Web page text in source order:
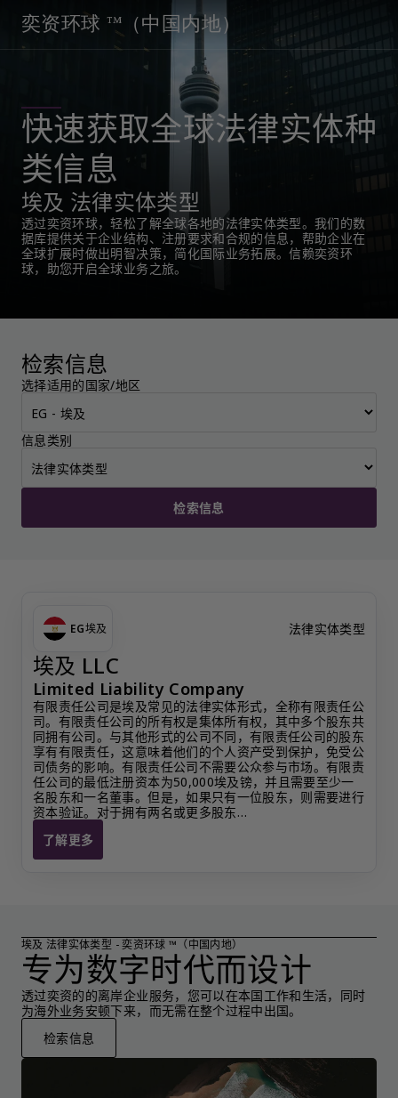
奕资环球 ™（中国内地）
快速获取全球法律实体种
类信息
埃及 法律实体类型
透过奕资环球，轻松了解全球各地的法律实体类型。我们的数
据库提供关于企业结构、注册要求和合规的信息，帮助企业在
全球扩展时做出明智决策，简化国际业务拓展。信赖奕资环
球，助您开启全球业务之旅。
检索信息
选择适用的国家/地区
信息类别
检索信息
EG埃及 法律实体类型
埃及 LLC
Limited Liability Company
有限责任公司是埃及常见的法律实体形式，全称有限责任公
司。有限责任公司的所有权是集体所有权，其中多个股东共
同拥有公司。与其他形式的公司不同，有限责任公司的股东
享有有限责任，这意味着他们的个人资产受到保护，免受公
司债务的影响。有限责任公司不需要公众参与市场。有限责
任公司的最低注册资本为50,000埃及镑，并且需要至少一
名股东和一名董事。但是，如果只有一位股东，则需要进行
资本验证。对于拥有两名或更多股东…
了解更多
埃及 LLC
埃及 法律实体类型 - 奕资环球 ™（中国内地）
专为数字时代而设计
透过奕资的的离岸企业服务，您可以在本国工作和生活，同时
为海外业务安顿下来，而无需在整个过程中出国。
检索信息